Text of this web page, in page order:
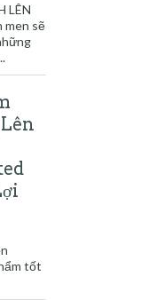
LÊN
men sẽ
tốt